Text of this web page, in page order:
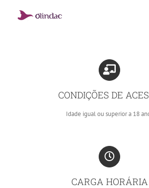
CONDIÇÕES DE
Idade igual ou superior a 18
CARGA HORÁRIA